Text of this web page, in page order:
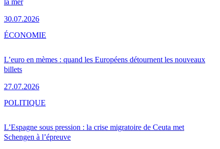
30.07.2026
L’euro en mèmes : quand les Européens détournent les nouveaux
billets
27.07.2026
ÉCONOMIE
L’Espagne sous pression : la crise migratoire de Ceuta met
Schengen à l’épreuve
POLITIQUE